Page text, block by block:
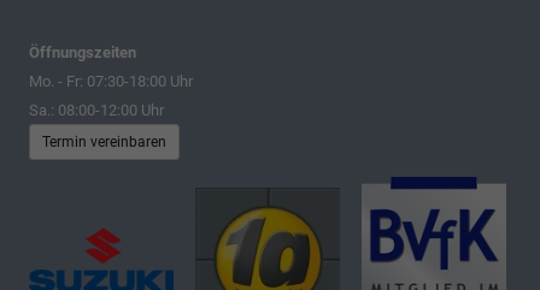
Öffnungszeiten
Mo. - Fr: 07:30-18:00 Uhr
Sa.: 08:00-12:00 Uhr
Termin vereinbaren